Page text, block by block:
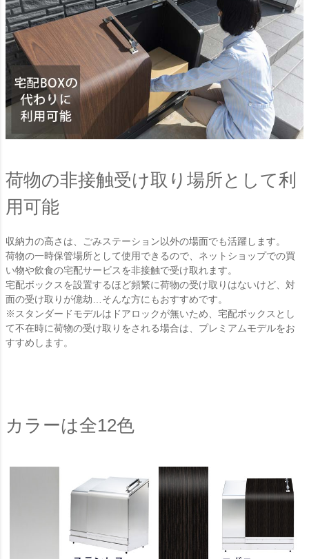
荷物の非接触受け取り場所として利
用可能
収納力の高さは、ごみステーション以外の場面でも活躍します。
荷物の一時保管場所として使用できるので、ネットショップでの買
い物や飲食の宅配サービスを非接触で受け取れます。
宅配ボックスを設置するほど頻繁に荷物の受け取りはないけど、対
面の受け取りが億劫…そんな方にもおすすめです。
※スタンダードモデルはドアロックが無いため、宅配ボックスとし
て不在時に荷物の受け取りをされる場合は、プレミアムモデルをお
すすめします。
カラーは全12色